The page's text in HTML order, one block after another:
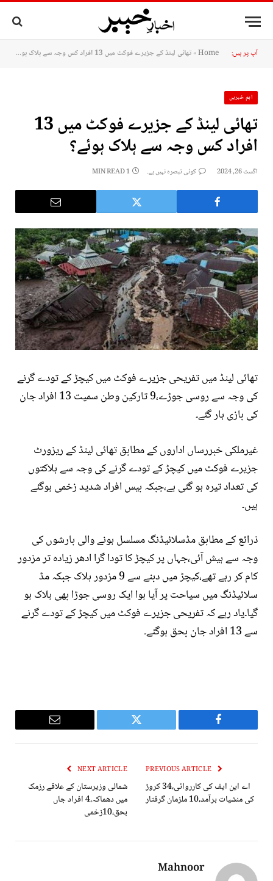
آپ پر ہیں: Home
»تھائی لینڈ کے جزیرے فوکٹ میں 13 افراد کس وجہ سے ہلاک ہوئے؟
اہم خبریں
تھائی لینڈ کے جزیرے فوکٹ میں 13
افراد کس وجہ سے ہلاک ہوئے؟
اگست 26, 2024 کوئی تبصرہ نہیں ہے۔ 1 MIN READ
تھائی لینڈ میں تفریحی جزیرے فوکٹ میں کیچڑ کے تودے گرنے
کی وجہ سے روسی جوڑے،9 تارکین وطن سمیت 13 افراد جان
کی بازی ہار گئے۔
غیرملکی خبررساں اداروں کے مطابق تھائی لینڈ کے ریزورٹ
جزیرے فوکٹ میں کیچڑ کے تودے گرنے کی وجہ سے ہلاکتوں
کی تعداد تیرہ ہو گئی ہے،جبکہ بیس افراد شدید زخمی ہوگئے
ہیں۔
ذرائع کے مطابق مڈسلائیڈنگ مسلسل ہونے والی بارشوں کی
وجہ سے ہیش آئی،جہاں پر کیچڑ کا تودا گرا ادھر زیادہ تر مزدور
کام کر رہے تھے،کیچڑ میں دبنے سے 9 مزدور ہلاک جبکہ مڈ
سلائیڈنگ میں سیاحت پر آیا ہوا ایک روسی جوڑا بھی ہلاک ہو
گیا۔یاد رہے کہ تفریحی جزیرے فوکٹ میں کیچڑ کے تودے گرنے
سے 13 افراد جان بحق ہوگئے۔
Facebook
Twitter
Email
اے این ایف کی کارروائی،34 کروڑ
کی منشیات برآمد،10 ملزمان گرفتار
NEXT ARTICLE
شمالی وزیرستان کے علاقے رزمک
میں دھماکہ،4 افراد جاں
بحق،10زخمی
Mahnoor